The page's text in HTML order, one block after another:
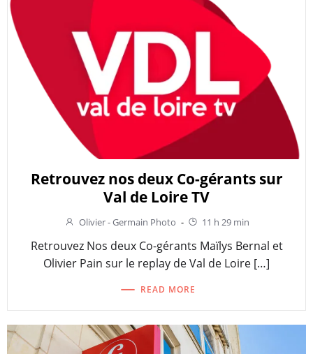
Retrouvez nos deux Co-gérants sur
Val de Loire TV
Olivier - Germain Photo - 11 h 29 min
Retrouvez Nos deux Co-gérants Maïlys Bernal et
Olivier Pain sur le replay de Val de Loire […]
READ MORE